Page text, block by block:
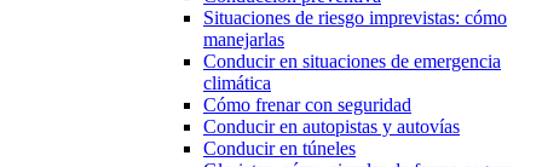
Situaciones de riesgo imprevistas: cómo
manejarlas
Conducir en situaciones de emergencia
climática
Cómo frenar con seguridad
Conducir en autopistas y autovías
Conducir en túneles